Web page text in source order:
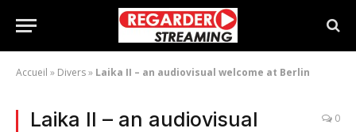
Accueil » Divers» Laika II – an audiovisual welcome at Berlin
Laika II – an audiovisual
0